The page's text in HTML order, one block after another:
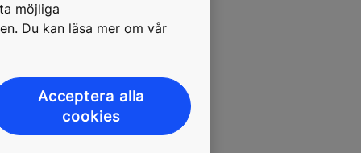
är
till
en
till elnätet.
möjliga
Du kan läsa mer om vår
Acceptera alla
cookies